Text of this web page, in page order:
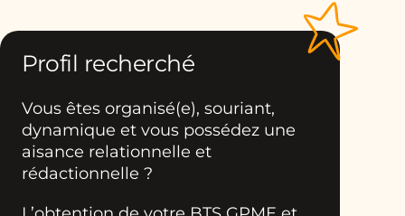
Profil recherché
Vous êtes organisé(e), souriant,
dynamique et vous possédez une
aisance relationnelle et
rédactionnelle ?